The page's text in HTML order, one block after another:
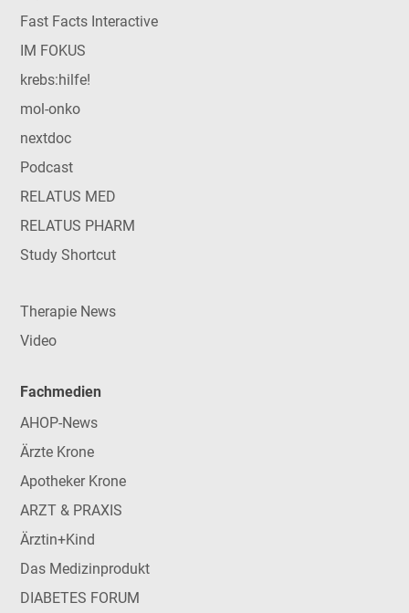
Fast Facts Interactive
IM FOKUS
krebs:hilfe!
mol-onko
nextdoc
Podcast
RELATUS MED
RELATUS PHARM
Study Shortcut
Therapie News
Video
Fachmedien
AHOP-News
Ärzte Krone
Apotheker Krone
ARZT & PRAXIS
Ärztin+Kind
Das Medizinprodukt
DIABETES FORUM